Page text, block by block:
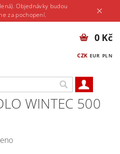
Objednávky budou
za pochopení.
CZK EUR PLN
0 Kč
WINTEC 500